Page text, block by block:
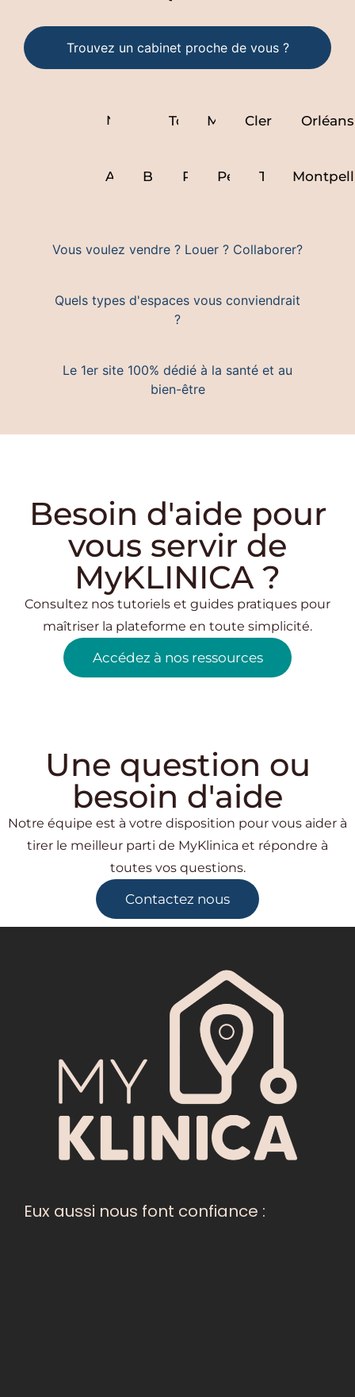
Trouvez un cabinet proche de vous ?
Vous voulez vendre ? Louer ? Collaborer?
Quels types d'espaces vous conviendrait
?
Le 1er site 100% dédié à la santé et au
bien-être
ParisNantesLyonToulouseMarseilleClermontOrléans
NiceAvignonBordeauxRennesPerpignanToulon
Besoin d'aide pour
vous servir de
MyKLINICA ?
Consultez nos tutoriels et guides pratiques pour
maîtriser la plateforme en toute simplicité.
Accédez à nos ressources
Une question ou
besoin d'aide
Notre équipe est à votre disposition pour vous aider à
tirer le meilleur parti de MyKlinica et répondre à
toutes vos questions.
Contactez nous
Eux aussi nous font confiance :